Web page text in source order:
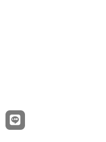
L
i
n